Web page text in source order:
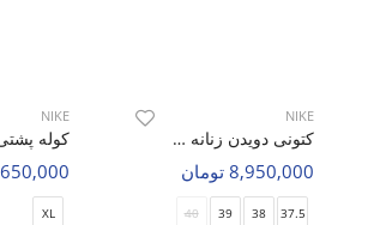
NIKE
کتونی دویدن زنانه نایک Nike Air Guide 10 Structure W
8,950,000 تومان
37.5
38
39
40
NIKE
3,650,000
XL